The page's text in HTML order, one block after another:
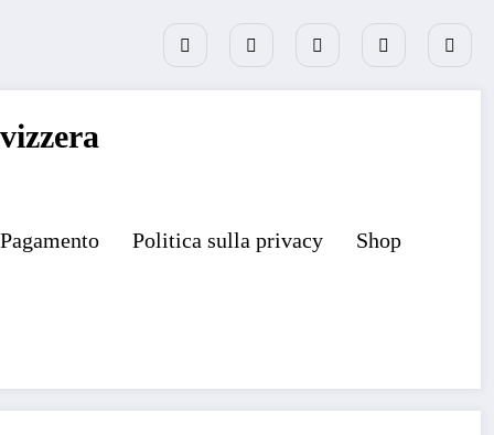
Pagamento Politica sulla privacy Shop